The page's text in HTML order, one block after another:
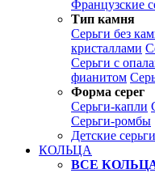
Французские
Тип камня
Серьги без
кристаллами
Серьги с
фианитом
Форма серег
Серьги-капли
Серьги-ромбы
Детские серьги
КОЛЬЦА
ВСЕ